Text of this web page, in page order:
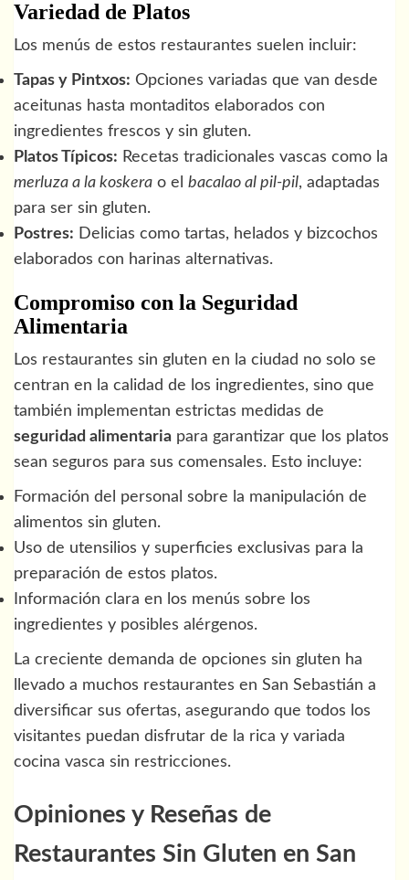
Variedad de Platos
Los menús de estos restaurantes suelen incluir:
Tapas y Pintxos: Opciones variadas que van desde
aceitunas hasta montaditos elaborados con
ingredientes frescos y sin gluten.
Platos Típicos: Recetas tradicionales vascas como la
merluza a la koskera o el bacalao al pil-pil, adaptadas
para ser sin gluten.
Postres: Delicias como tartas, helados y bizcochos
elaborados con harinas alternativas.
Compromiso con la Seguridad
Alimentaria
Los restaurantes sin gluten en la ciudad no solo se
centran en la calidad de los ingredientes, sino que
también implementan estrictas medidas de
seguridad alimentaria para garantizar que los platos
sean seguros para sus comensales. Esto incluye:
Formación del personal sobre la manipulación de
alimentos sin gluten.
Uso de utensilios y superficies exclusivas para la
preparación de estos platos.
Información clara en los menús sobre los
ingredientes y posibles alérgenos.
La creciente demanda de opciones sin gluten ha
llevado a muchos restaurantes en San Sebastián a
diversificar sus ofertas, asegurando que todos los
visitantes puedan disfrutar de la rica y variada
cocina vasca sin restricciones.
Opiniones y Reseñas de
Restaurantes Sin Gluten en San